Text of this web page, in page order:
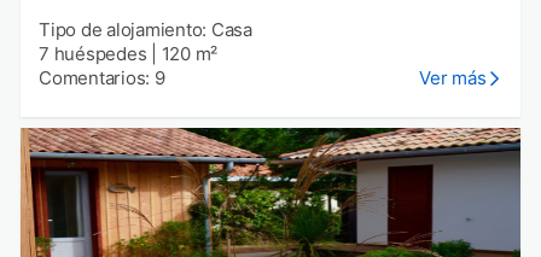
Tipo de alojamiento: Casa
7 huéspedes
120 m²
Comentarios: 9
Ver más